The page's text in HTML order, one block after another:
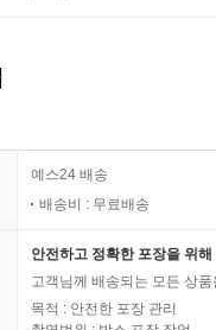
예스24 배송
배송비 : 무료배송
안전하고 정확한 포장을 위
고객님께 배송되는 모든 상
목적 : 안전한 포장 관리